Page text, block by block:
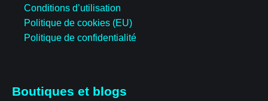
Conditions d’utilisation
Politique de cookies (EU)
Politique de confidentialité
Boutiques et blogs